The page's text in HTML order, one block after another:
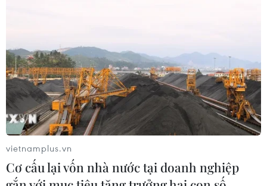
vietnamplus.vn
Cơ cấu lại vốn nhà nước tại doanh nghiệp